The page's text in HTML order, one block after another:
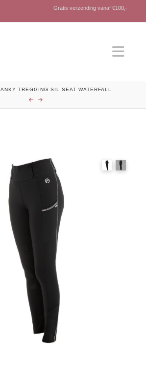
Gratis verzending vanaf €100,-
ANKY TREGGING SIL SEAT WATERFALL